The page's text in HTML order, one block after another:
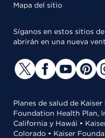
Mapa del sitio
Síganos en estos sitios
abrirán en una nueva
Planes de salud de
Foundation Health Plan,
California y Hawái •
Colorado • Kaiser